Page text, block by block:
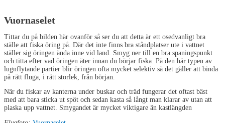
Vuornaselet
Tittar du på bilden här ovanför så ser du att detta är ett osedvanligt bra
ställe att fiska öring på. Där det inte finns bra ståndplatser ute i vattnet
ställer sig öringen ända inne vid land. Smyg ner till en bra spaningspunkt
och titta efter vad öringen äter innan du börjar fiska. På den här typen av
lugnflytande partier blir öringen ofta mycket selektiv så det gäller att binda
på rätt fluga, i rätt storlek, från början.
När du fiskar av kanterna under buskar och träd fungerar det oftast bäst
med att bara sticka ut spöt och sedan kasta så långt man klarar av utan att
plaska upp vattnet. Smygandet är mycket viktigare än kastlängden